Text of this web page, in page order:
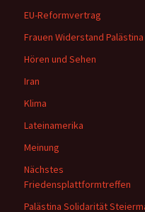
EU-Reformvertrag
Frauen Widerstand Palästina
Hören und Sehen
Iran
Klima
Lateinamerika
Meinung
Nächstes
Friedensplattformtreffen
Palästina Solidarität